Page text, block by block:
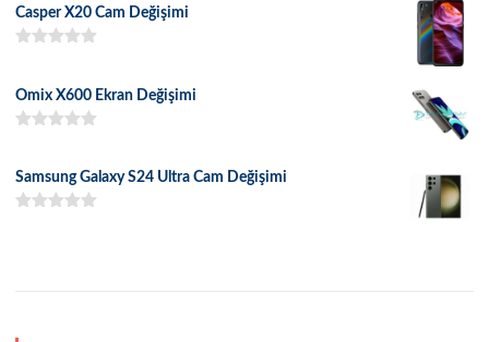
Casper X20 Cam Değişimi
Omix X600 Ekran Değişimi
Samsung Galaxy S24 Ultra Cam Değişimi